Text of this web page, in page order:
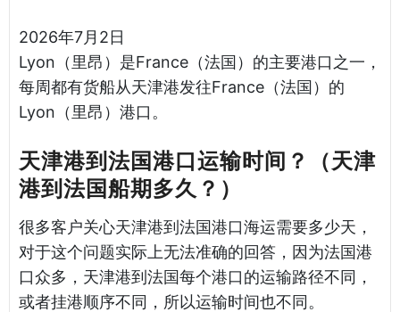
2026年7月2日
Lyon（里昂）是France（法国）的主要港口之一，
每周都有货船从天津港发往France（法国）的
Lyon（里昂）港口。
天津港到法国港口运输时间？（天津
港到法国船期多久？）
很多客户关心天津港到法国港口海运需要多少天，
对于这个问题实际上无法准确的回答，因为法国港
口众多，天津港到法国每个港口的运输路径不同，
或者挂港顺序不同，所以运输时间也不同。